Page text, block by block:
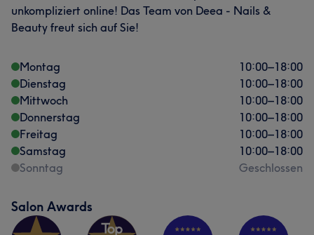
unkompliziert online! Das Team von Deea - Nails &
Beauty freut sich auf Sie!
Montag 10:00–18:00
Dienstag
10:00–18:00
Mittwoch
10:00–18:00
Donnerstag
10:00–18:00
Freitag
10:00–18:00
Samstag
10:00–18:00
Sonntag
Geschlossen
Salon Awards